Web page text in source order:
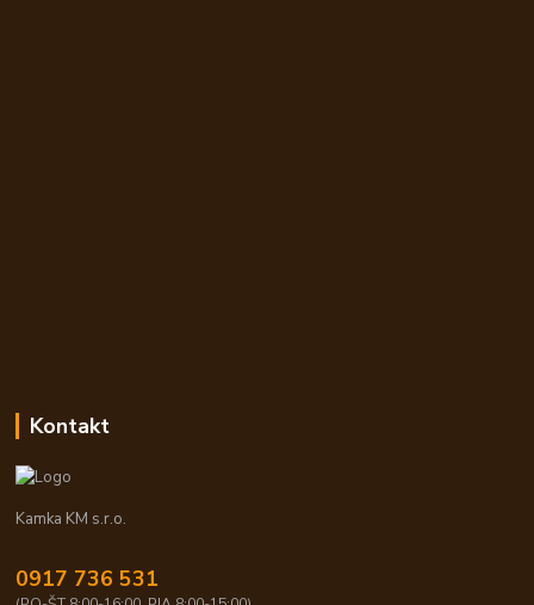
Kontakt
Kamka KM s.r.o.
0917 736 531